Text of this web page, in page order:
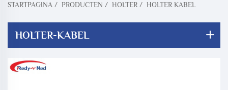
STARTPAGINA / PRODUCTEN / HOLTER / HOLTER KABEL
HOLTER-KABEL